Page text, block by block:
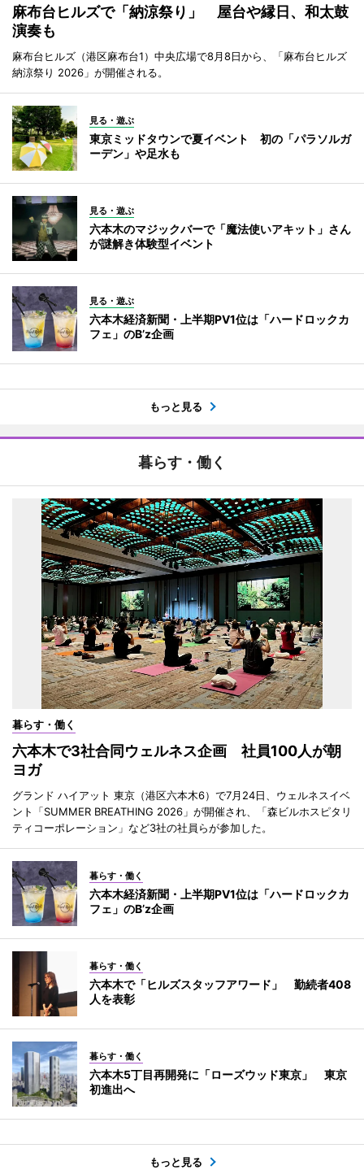
麻布台ヒルズで「納涼祭り」 屋台や縁日、和太鼓
演奏も
麻布台ヒルズ（港区麻布台1）中央広場で8月8日から、「麻布台ヒルズ
納涼祭り 2026」が開催される。
見る・遊ぶ
東京ミッドタウンで夏イベント 初の「パラソルガ
ーデン」や足水も
見る・遊ぶ
六本木のマジックバーで「魔法使いアキット」さん
が謎解き体験型イベント
見る・遊ぶ
六本木経済新聞・上半期PV1位は「ハードロックカ
フェ」のB’z企画
もっと見る
暮らす・働く
暮らす・働く
六本木で3社合同ウェルネス企画 社員100人が朝
ヨガ
グランド ハイアット 東京（港区六本木6）で7月24日、ウェルネスイベ
ント「SUMMER BREATHING 2026」が開催され、「森ビルホスピタリ
ティコーポレーション」など3社の社員らが参加した。
暮らす・働く
六本木経済新聞・上半期PV1位は「ハードロックカ
フェ」のB’z企画
暮らす・働く
六本木で「ヒルズスタッフアワード」 勤続者408
人を表彰
暮らす・働く
六本木5丁目再開発に「ローズウッド東京」 東京
初進出へ
もっと見る